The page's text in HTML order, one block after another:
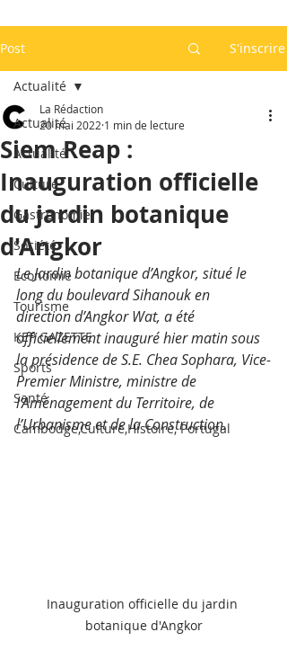
Post S'inscrire
Actualité
Actualité
Culture
Gastronomie
Société
Economie
Tourisme
KEP GAZETTE
Sports
Santé
Cambodge,Culture,Histoire, Portugal
Actualité
Siem Reap :
Inauguration officielle
du jardin botanique
d'Angkor
La Rédaction
20 mai 2022 1 min de lecture
Le Jardin botanique d’Angkor, situé le
long du boulevard Sihanouk en
direction d’Angkor Wat, a été
officiellement inauguré hier matin sous
la présidence de S.E. Chea Sophara, Vice-
Premier Ministre, ministre de
l’Aménagement du Territoire, de
l’Urbanisme et de la Construction.
Inauguration officielle du jardin
botanique d'Angkor